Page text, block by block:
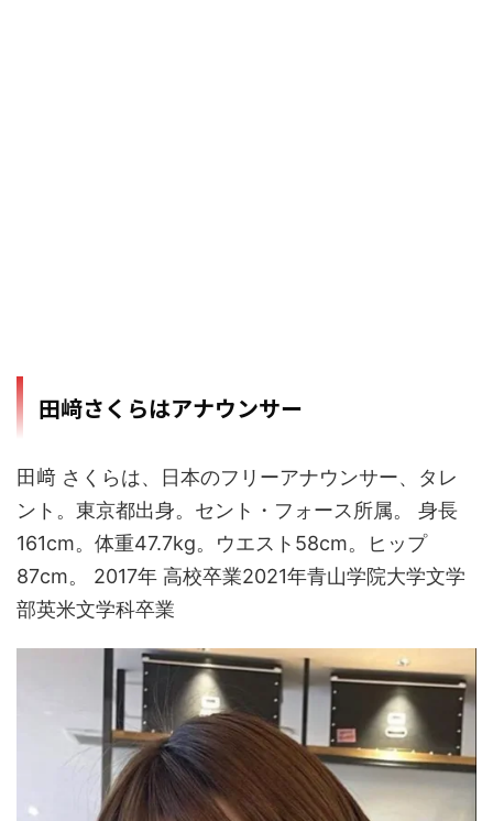
田﨑さくらはアナウンサー
田﨑 さくらは、日本のフリーアナウンサー、タレ
ント。東京都出身。セント・フォース所属。 身長
161cm。体重47.7kg。ウエスト58cm。ヒップ
87cm。 2017年 高校卒業2021年青山学院大学文学
部英米文学科卒業